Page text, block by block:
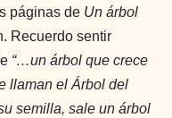
páginas de Un árbol
Recuerdo sentir
“…un árbol que crece
llaman el Árbol del
semilla, sale un árbol